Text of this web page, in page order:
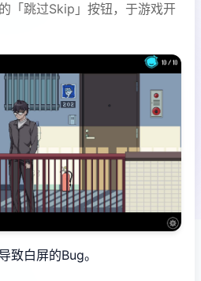
「跳过Skip」按钮，于游戏开
致白屏的Bug。